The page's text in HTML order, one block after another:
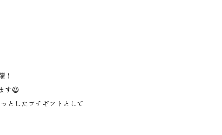
！
す😆
としたプチギフトとして